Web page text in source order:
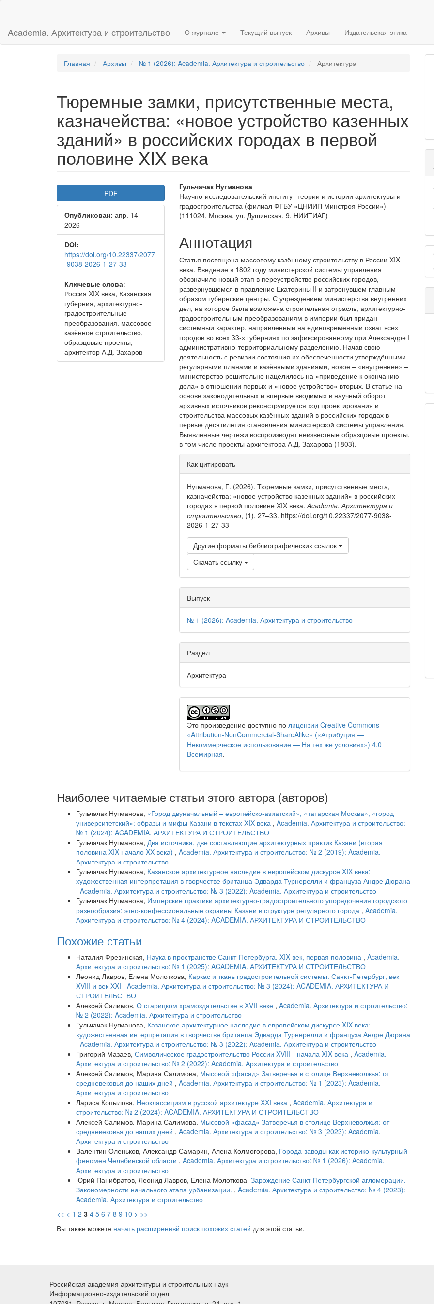
Основное
содержимое
Academia. Архитектура и строительство О журнале Текущий выпуск Архивы Издательская этика
Главная Архивы № 1 (2026): Academia. Архитектура и строительство Архитектура
Тюремные замки, присутственные места,
казначейства: «новое устройство казенных
зданий» в российских городах в первой
половине XIX века
Боковая
панель
статьи
PDF
Опубликован: апр. 14,
2026
DOI:
https://doi.org/10.22337/2077
-9038-2026-1-27-33
Ключевые слова:
Россия XIX века, Казанская
губерния, архитектурно-
градостроительные
преобразования, массовое
казённое строительство,
образцовые проекты,
архитектор А.Д. Захаров
Основное
содержимое
статьи
Гульчачак Нугманова
Научно-исследовательский институт теории и истории архитектуры и
градостроительства (филиал ФГБУ «ЦНИИП Минстроя России»)
(111024, Москва, ул. Душинская, 9. НИИТИАГ)
Аннотация
Статья посвящена массовому казённому строительству в России XIX
века. Введение в 1802 году министерской системы управления
обозначило новый этап в переустройстве российских городов,
развернувшемся в правление Екатерины II и затронувшем главным
образом губернские центры. С учреждением министерства внутренних
дел, на которое была возложена строительная отрасль, архитектурно-
градостроительным преобразованиям в империи был придан
системный характер, направленный на единовременный охват всех
городов во всех 33-х губерниях по зафиксированному при Александре I
административно-территориальному разделению. Начав свою
деятельность с ревизии состояния их обеспеченности утверждёнными
регулярными планами и казёнными зданиями, новое – «внутреннее» –
министерство решительно нацелилось на «приведение к окончанию
дела» в отношении первых и «новое устройство» вторых. В статье на
основе законодательных и впервые вводимых в научный оборот
архивных источников реконструируется ход проектирования и
строительства массовых казённых зданий в российских городах в
первые десятилетия становления министерской системы управления.
Выявленные чертежи воспроизводят неизвестные образцовые проекты,
в том числе проекты архитектора А.Д. Захарова (1803).
Информация
о статье
Как цитировать
Нугманова, Г. (2026). Тюремные замки, присутственные места,
казначейства: «новое устройство казенных зданий» в российских
городах в первой половине XIX века.Academia. Архитектура и
строительство, (1), 27–33. https://doi.org/10.22337/2077-9038-
2026-1-27-33
Другие форматы библиографических ссылок
Скачать ссылку
Выпуск
№ 1 (2026): Academia. Архитектура и строительство
Раздел
Архитектура
Это произведение доступно полицензии Creative Commons
«Attribution-NonCommercial-ShareAlike» («Атрибуция —
Некоммерческое использование — На тех же условиях») 4.0
Всемирная.
Наиболее читаемые статьи этого автора (авторов)
Гульчачак Нугманова, «Город двуначальный – европейско-азиатский», «татарская Москва», «город
университетский»: образы и мифы Казани в текстах XIX века , Academia. Архитектура и строительство:
№ 1 (2024): ACADEMIA. АРХИТЕКТУРА И СТРОИТЕЛЬСТВО
Гульчачак Нугманова, Два источника, две составляющие архитектурных практик Казани (вторая
половина XIX начало XX века) , Academia. Архитектура и строительство: № 2 (2019): Academia.
Архитектура и строительство
Гульчачак Нугманова, Казанское архитектурное наследие в европейском дискурсе XIX века:
художественная интерпретация в творчестве британца Эдварда Турнерелли и француза Андре Дюрана
, Academia. Архитектура и строительство: № 3 (2022): Academia. Архитектура и строительство
Гульчачак Нугманова, Имперские практики архитектурно-градостроительного упорядочения городского
разнообразия: этно-конфессиональные окраины Казани в структуре регулярного города , Academia.
Архитектура и строительство: № 4 (2024): ACADEMIA. АРХИТЕКТУРА И СТРОИТЕЛЬСТВО
Похожие статьи
Наталия Фрезинская, Наука в пространстве Санкт-Петербурга. XIX век, первая половина , Academia.
Архитектура и строительство: № 1 (2025): ACADEMIA. АРХИТЕКТУРА И СТРОИТЕЛЬСТВО
Леонид Лавров, Елена Молоткова, Каркас и ткань градостроительной системы. Санкт-Петербург, век
XVIII и век XXI , Academia. Архитектура и строительство: № 3 (2024): ACADEMIA. АРХИТЕКТУРА И
СТРОИТЕЛЬСТВО
Алексей Салимов, О старицком храмоздательстве в XVII веке , Academia. Архитектура и строительство:
№ 2 (2022): Academia. Архитектура и строительство
Гульчачак Нугманова, Казанское архитектурное наследие в европейском дискурсе XIX века:
художественная интерпретация в творчестве британца Эдварда Турнерелли и француза Андре Дюрана
, Academia. Архитектура и строительство: № 3 (2022): Academia. Архитектура и строительство
Григорий Мазаев, Символическое градостроительство России XVIII - начала XIX века , Academia.
Архитектура и строительство: № 2 (2022): Academia. Архитектура и строительство
Алексей Салимов, Марина Салимова, Мысовой «фасад» Затверечья в столице Верхневолжья: от
средневековья до наших дней , Academia. Архитектура и строительство: № 1 (2023): Academia.
Архитектура и строительство
Лариса Копылова, Неоклассицизм в русской архитектуре XXI века , Academia. Архитектура и
строительство: № 2 (2024): ACADEMIA. АРХИТЕКТУРА И СТРОИТЕЛЬСТВО
Алексей Салимов, Марина Салимова, Мысовой «фасад» Затверечья в столице Верхневолжья: от
средневековья до наших дней , Academia. Архитектура и строительство: № 3 (2023): Academia.
Архитектура и строительство
Валентин Оленьков, Александр Самарин, Алена Колмогорова, Города-заводы как историко-культурный
феномен Челябинской области , Academia. Архитектура и строительство: № 1 (2026): Academia.
Архитектура и строительство
Юрий Панибратов, Леонид Лавров, Елена Молоткова, Зарождение Санкт-Петербургской агломерации.
Закономерности начального этапа урбанизации. , Academia. Архитектура и строительство: № 4 (2023):
Academia. Архитектура и строительство
<< < 1 2 3 4 5 6 7 8 9 10 > >>
Вы также можете начать расширеннвй поиск похожих статей для этой статьи.
Российская академия архитектуры и строительных наук
Информационно-издательский отдел.